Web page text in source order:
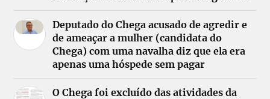
Deputado do Chega acusado de agredir e
de ameaçar a mulher (candidata do
Chega) com uma navalha diz que ela era
apenas uma hóspede sem pagar
O Chega foi excluído das atividades da